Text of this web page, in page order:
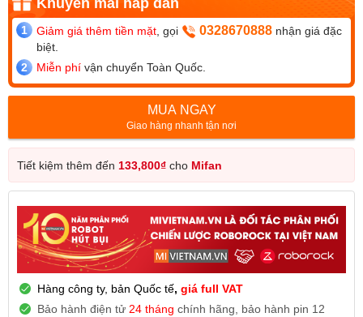
Giảm giá thêm tiền mặt , gọi 0328670888 nhận giá đặc
biệt.
Miễn phí vận chuyển Toàn Quốc.
MUA NGAY
Giao hàng nhanh tận nơi
Tiết kiệm thêm đến 133,800₫ cho Mifan
Hàng công ty, bản Quốc tế, giá full VAT
Bảo hành điện tử 24 tháng chính hãng, bảo hành pin 12